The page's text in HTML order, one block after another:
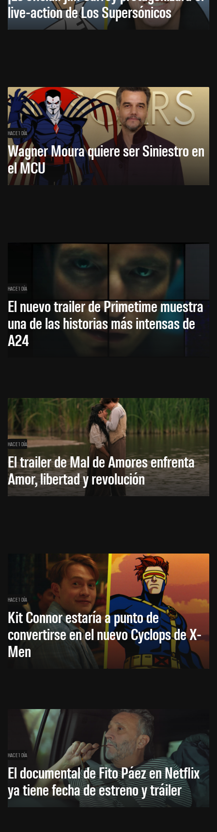
live-action de Los Supersónicos
HACE 1 DÍA
Wagner Moura quiere ser Siniestro en
el MCU
HACE 1 DÍA
El nuevo trailer de Primetime muestra
una de las historias más intensas de
A24
HACE 1 DÍA
El trailer de Mal de Amores enfrenta
Amor, libertad y revolución
HACE 1 DÍA
Kit Connor estaría a punto de
convertirse en el nuevo Cyclops de X-
Men
HACE 1 DÍA
El documental de Fito Páez en Netflix
ya tiene fecha de estreno y tráiler